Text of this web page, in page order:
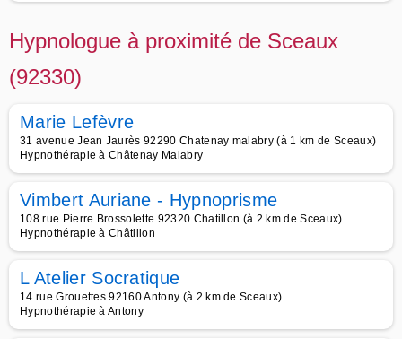
Hypnologue à proximité de Sceaux
(92330)
Marie Lefèvre
31 avenue Jean Jaurès 92290 Chatenay malabry (à 1 km de Sceaux)
Hypnothérapie à Châtenay Malabry
Vimbert Auriane - Hypnoprisme
108 rue Pierre Brossolette 92320 Chatillon (à 2 km de Sceaux)
Hypnothérapie à Châtillon
L Atelier Socratique
14 rue Grouettes 92160 Antony (à 2 km de Sceaux)
Hypnothérapie à Antony